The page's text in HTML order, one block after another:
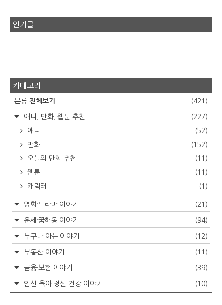
인기글
카테고리
분류 전체보기 (421)
애니, 만화, 웹툰 추천
(227)
애니
(52)
만화
(152)
오늘의 만화 추천
(11)
웹툰
(11)
캐릭터
(1)
영화·드라마 이야기 (21)
운세·꿈해몽 이야기 (94)
누구나 아는 이야기 (12)
부동산 이야기 (11)
금융·보험 이야기 (39)
임신.육아.정신.건강 이야기 (10)